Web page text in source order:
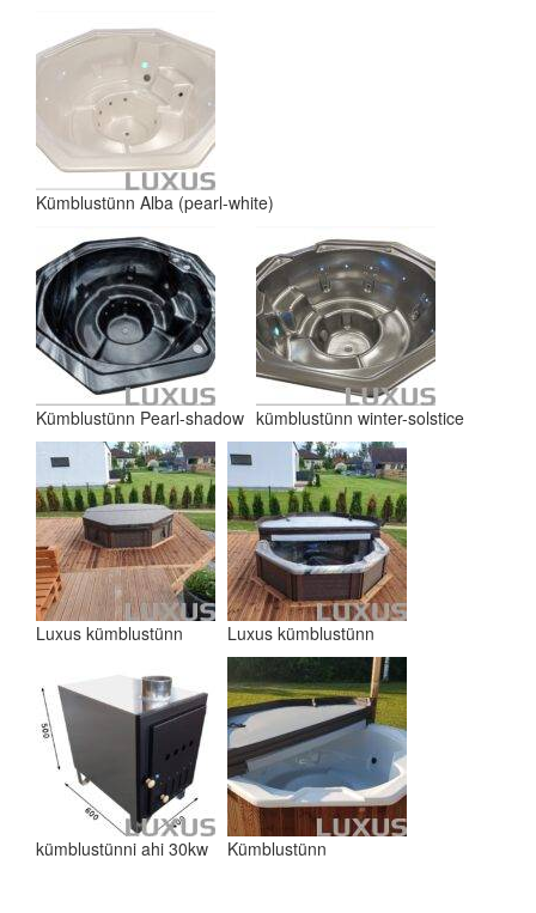
Kümblustünn Alba (pearl-white)
Kümblustünn Pearl-shadow kümblustünn winter-solstice
Luxus kümblustünn Luxus kümblustünn
kümblustünni ahi 30kw Kümblustünn